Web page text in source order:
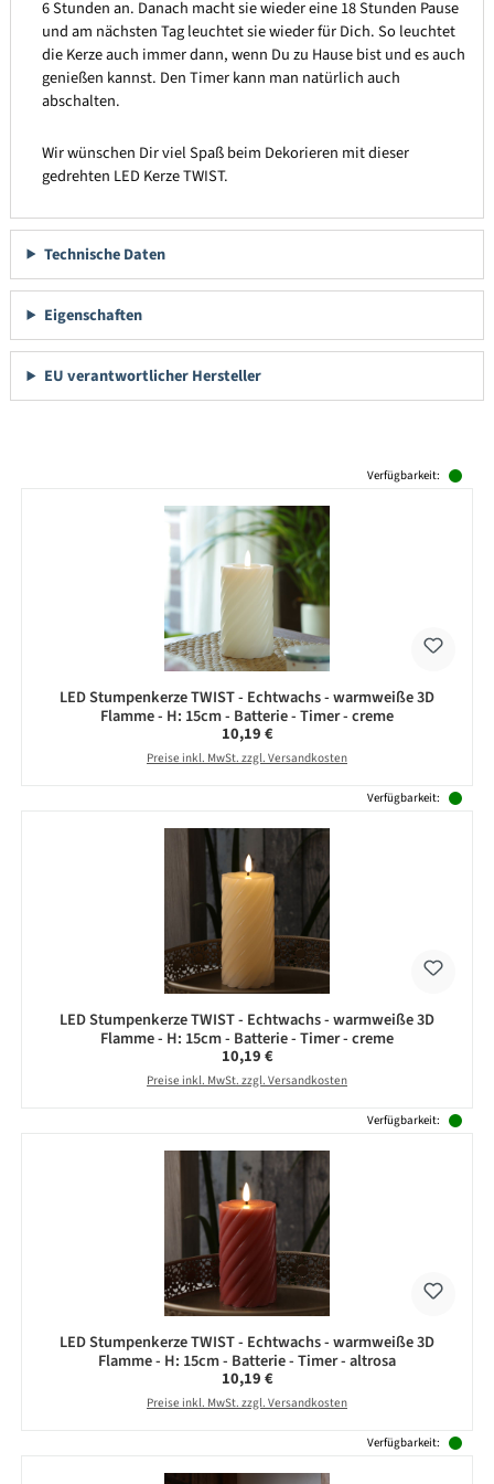
6 Stunden an. Danach macht sie wieder eine 18 Stunden Pause
und am nächsten Tag leuchtet sie wieder für Dich. So leuchtet
die Kerze auch immer dann, wenn Du zu Hause bist und es auch
genießen kannst. Den Timer kann man natürlich auch
abschalten.
Wir wünschen Dir viel Spaß beim Dekorieren mit dieser
gedrehten LED Kerze TWIST.
Technische Daten
Eigenschaften
EU verantwortlicher Hersteller
Verfügbarkeit:
LED Stumpenkerze TWIST - Echtwachs - warmweiße 3D
Flamme - H: 15cm - Batterie - Timer - creme
Regulärer Preis:
10,19 €
Preise inkl. MwSt. zzgl. Versandkosten
Verfügbarkeit:
LED Stumpenkerze TWIST - Echtwachs - warmweiße 3D
Flamme - H: 15cm - Batterie - Timer - creme
Regulärer Preis:
10,19 €
Preise inkl. MwSt. zzgl. Versandkosten
Verfügbarkeit:
LED Stumpenkerze TWIST - Echtwachs - warmweiße 3D
Flamme - H: 15cm - Batterie - Timer - altrosa
Regulärer Preis:
10,19 €
Preise inkl. MwSt. zzgl. Versandkosten
Verfügbarkeit: